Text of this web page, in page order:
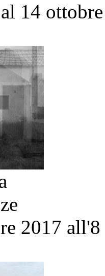
14
2017